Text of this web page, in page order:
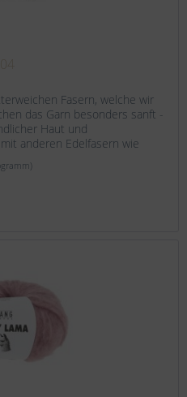
Fasern, welche wir
das Garn besonders sanft -
Haut und
anderen Edelfasern wie